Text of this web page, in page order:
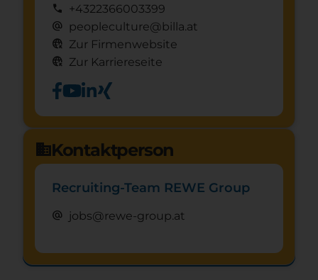
call +4322366003399
alternate_email peopleculture@billa.at
captive_portal Zur Firmenwebsite
captive_portal Zur Karriereseite
domainKontaktperson
Recruiting-Team REWE Group
alternate_email jobs@rewe-group.at